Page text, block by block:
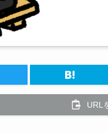
URL